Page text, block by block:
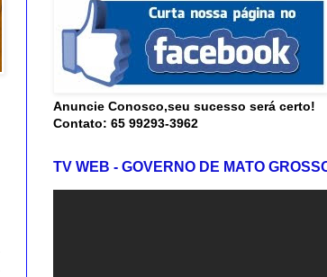
Anuncie Conosco,seu sucesso será certo!
Contato: 65 99293-3962
TV WEB - GOVERNO DE MATO